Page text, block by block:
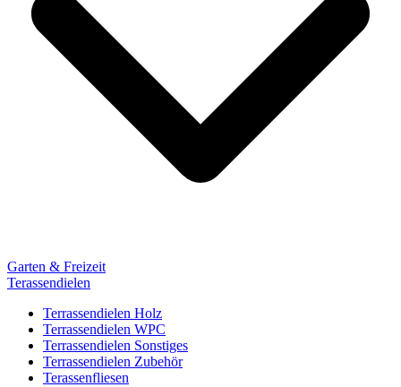
Garten & Freizeit
Terassendielen
Terrassendielen Holz
Terrassendielen WPC
Terrassendielen Sonstiges
Terrassendielen Zubehör
Terassenfliesen